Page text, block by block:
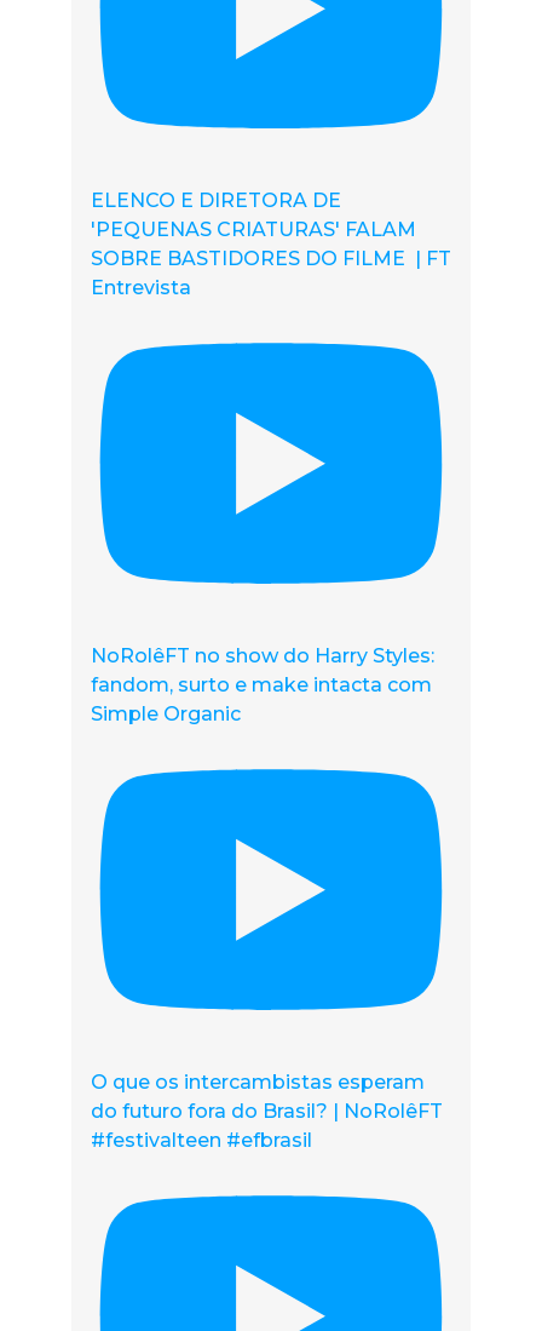
ELENCO E DIRETORA DE
'PEQUENAS CRIATURAS' FALAM
SOBRE BASTIDORES DO FILME | FT
Entrevista
NoRolêFT no show do Harry Styles:
fandom, surto e make intacta com
Simple Organic
O que os intercambistas esperam
do futuro fora do Brasil? | NoRolêFT
#festivalteen #efbrasil